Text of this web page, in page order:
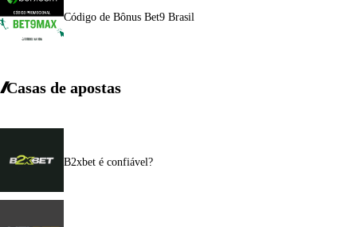
Código de Bônus Bet9 Brasil
Casas de apostas
B2xbet é confiável?